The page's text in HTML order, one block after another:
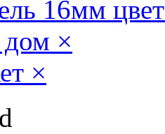
16мм цвет
дом ×
×